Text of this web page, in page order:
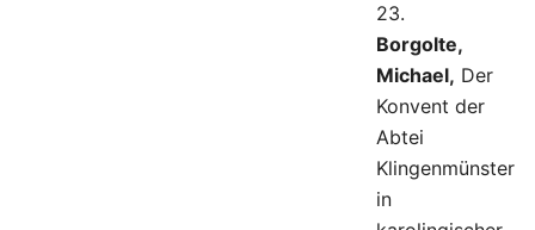
23.
Borgolte,
Michael, Der
Konvent der
Abtei
Klingenmünster
in